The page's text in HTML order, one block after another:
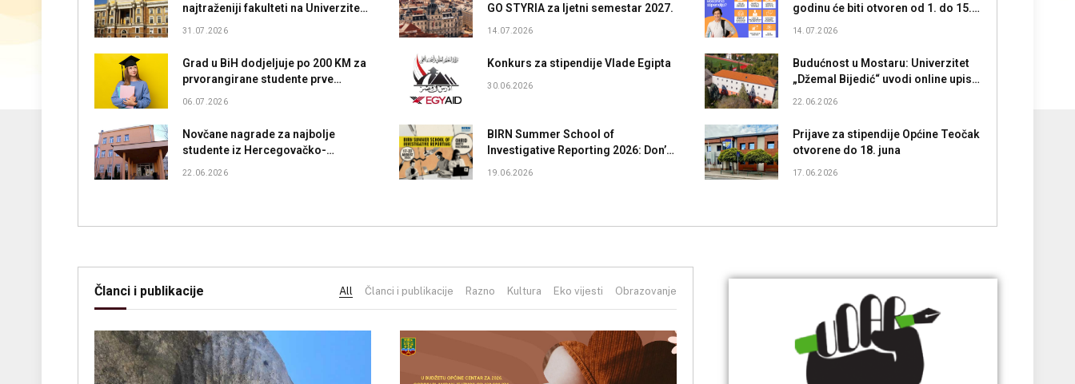
najtraženiji fakulteti na Univerzitetu
31.07.2026
GO STYRIA za ljetni semestar 2027.
14.07.2026
godinu će biti otvoren od 1. do 15.
14.07.2026
Grad u BiH dodjeljuje po 200 KM za
prvorangirane studente prve
06.07.2026
Konkurs za stipendije Vlade Egipta
30.06.2026
Budućnost u Mostaru: Univerzitet
„Džemal Bijedić“ uvodi online upis i
22.06.2026
Novčane nagrade za najbolje
studente iz Hercegovačko-
22.06.2026
BIRN Summer School of
Investigative Reporting 2026: Don’t
19.06.2026
Prijave za stipendije Općine Teočak
otvorene do 18. juna
17.06.2026
Članci i publikacije All Članci i publikacije Razno Kultura Eko vijesti Obrazovanje